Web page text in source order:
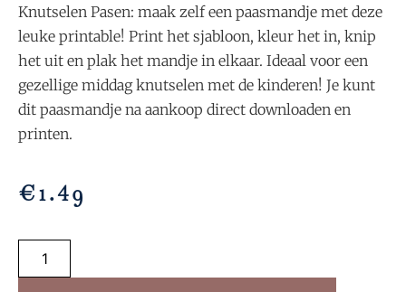
Knutselen Pasen: maak zelf een paasmandje met deze
leuke printable! Print het sjabloon, kleur het in, knip
het uit en plak het mandje in elkaar. Ideaal voor een
gezellige middag knutselen met de kinderen! Je kunt
dit paasmandje na aankoop direct downloaden en
printen.
€1.49